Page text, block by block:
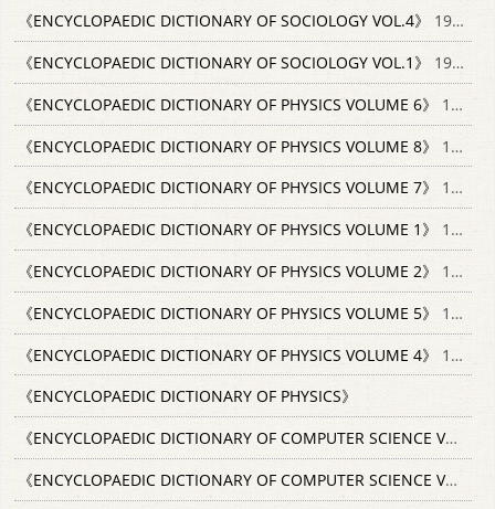
《ENCYCLOPAEDIC DICTIONARY OF SOCIOLOGY VOL.4》
1992 ANMOL PUBLICATIONS 8170416515
《ENCYCLOPAEDIC DICTIONARY OF SOCIOLOGY VOL.1》
1992 ANMOL PUBLICATIONS 8170416515
《ENCYCLOPAEDIC DICTIONARY OF PHYSICS VOLUME 6》
1962 PERGAMON PRESS
《ENCYCLOPAEDIC DICTIONARY OF PHYSICS VOLUME 8》
1963 PERGAMON PRESS
《ENCYCLOPAEDIC DICTIONARY OF PHYSICS VOLUME 7》
1962 PERGAMON PRESS
《ENCYCLOPAEDIC DICTIONARY OF PHYSICS VOLUME 1》
1961 PERGAMON PRESS
《ENCYCLOPAEDIC DICTIONARY OF PHYSICS VOLUME 2》
1961 PERGAMON PRESS
《ENCYCLOPAEDIC DICTIONARY OF PHYSICS VOLUME 5》
1962 PERGAMON PRESS
《ENCYCLOPAEDIC DICTIONARY OF PHYSICS VOLUME 4》
1961 PERGAMON PRESS
《ENCYCLOPAEDIC DICTIONARY OF PHYSICS》
《ENCYCLOPAEDIC DICTIONARY OF COMPUTER SCIENCE VOL 3》
《ENCYCLOPAEDIC DICTIONARY OF COMPUTER SCIENCE VOL 2》